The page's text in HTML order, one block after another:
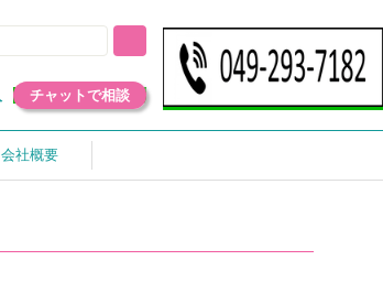
チャットで相談
会社概要